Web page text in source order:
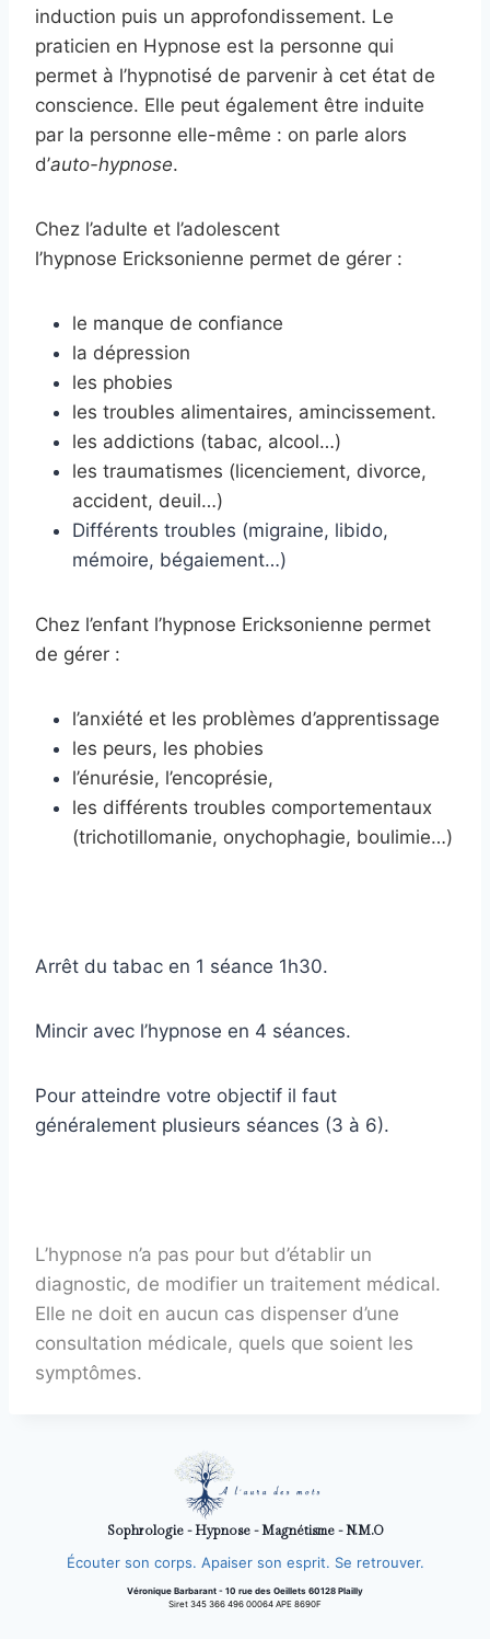
induction puis un approfondissement. Le
praticien en Hypnose est la personne qui
permet à l’hypnotisé de parvenir à cet état de
conscience. Elle peut également être induite
par la personne elle-même : on parle alors
d’auto-hypnose.
Chez l’adulte et l’adolescent
l’hypnose Ericksonienne permet de gérer :
le manque de confiance
la dépression
les phobies
les troubles alimentaires, amincissement.
les addictions (tabac, alcool…)
les traumatismes (licenciement, divorce,
accident, deuil…)
Différents troubles (migraine, libido,
mémoire, bégaiement…)
Chez l’enfant l’hypnose Ericksonienne permet
de gérer :
l’anxiété et les problèmes d’apprentissage
les peurs, les phobies
l’énurésie, l’encoprésie,
les différents troubles comportementaux
(trichotillomanie, onychophagie, boulimie…)
Arrêt du tabac en 1 séance 1h30.
Mincir avec l’hypnose en 4 séances.
Pour atteindre votre objectif il faut
généralement plusieurs séances (3 à 6).
L’hypnose n’a pas pour but d’établir un
diagnostic, de modifier un traitement médical.
Elle ne doit en aucun cas dispenser d’une
consultation médicale, quels que soient les
symptômes.
Sophrologie - Hypnose - Magnétisme - N.M.O
Écouter son corps. Apaiser son esprit. Se retrouver.
Véronique Barbarant - 10 rue des Oeillets 60128 Plailly
Siret 345 366 496 00064 APE 8690F